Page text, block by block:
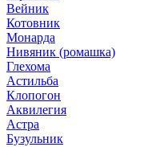
Вейник
Котовник
Монарда
Нивяник (ромашка)
Глехома
Астильба
Клопогон
Аквилегия
Астра
Бузульник